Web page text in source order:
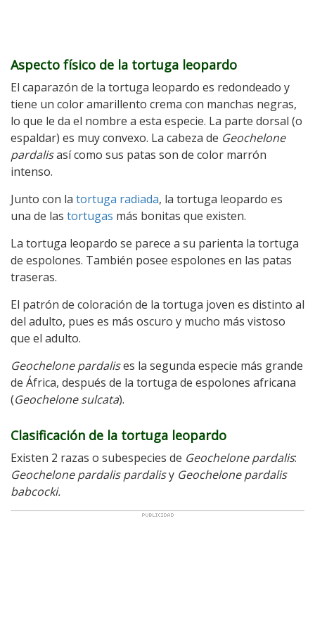
Aspecto físico de la tortuga leopardo
El caparazón de la tortuga leopardo es redondeado y
tiene un color amarillento crema con manchas negras,
lo que le da el nombre a esta especie. La parte dorsal (o
espaldar) es muy convexo. La cabeza de Geochelone
pardalisasí como sus patas son de color marrón
intenso.
Junto con la tortuga radiada, la tortuga leopardo es
una de las tortugas más bonitas que existen.
La tortuga leopardo se parece a su parienta la tortuga
de espolones. También posee espolones en las patas
traseras.
El patrón de coloración de la tortuga joven es distinto al
del adulto, pues es más oscuro y mucho más vistoso
que el adulto.
Geochelone pardalises la segunda especie más grande
de África, después de la tortuga de espolones africana
(Geochelone sulcata).
Clasificación de la tortuga leopardo
Existen 2 razas o subespecies de Geochelone pardalis:
Geochelone pardalis pardalisy Geochelone pardalis
babcocki.